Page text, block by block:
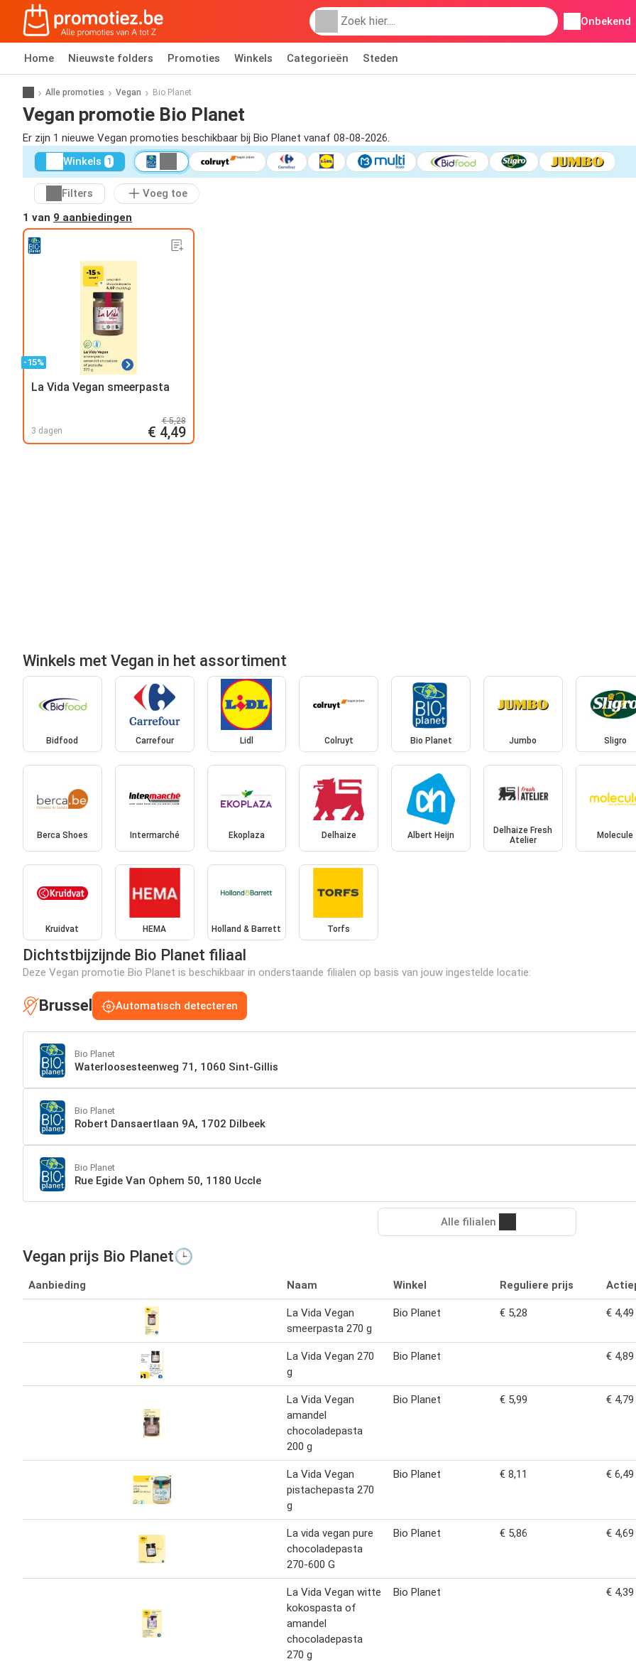
Onbekend
Home Nieuwste folders Promoties Winkels Categorieën Steden
Alle promoties Vegan Bio Planet
Vegan promotie Bio Planet
Er zijn 1 nieuwe Vegan promoties beschikbaar bij Bio Planet vanaf 08-08-2026.
Winkels 1
Filters
Voeg toe
1 van 9 aanbiedingen
-15%
La Vida Vegan smeerpasta
3 dagen
€ 5,28
€ 4,49
Winkels met Vegan in het assortiment
Bidfood Carrefour Lidl Colruyt Bio Planet Jumbo Sligro
Berca Shoes Intermarché Ekoplaza Delhaize Albert Heijn
Delhaize Fresh
Atelier
Molecule
Kruidvat HEMA Holland & Barrett Torfs
Dichtstbijzijnde Bio Planet filiaal
Deze Vegan promotie Bio Planet is beschikbaar in onderstaande filialen op basis van jouw ingestelde locatie:
Brussel Automatisch detecteren
Bio Planet
Waterloosesteenweg 71, 1060 Sint-Gillis
Bio Planet
Robert Dansaertlaan 9A, 1702 Dilbeek
Bio Planet
Rue Egide Van Ophem 50, 1180 Uccle
Alle filialen
Vegan prijs Bio Planet🕒
Aanbieding Naam Winkel Reguliere prijs
La Vida Vegan
smeerpasta 270 g
Bio Planet € 5,28 € 4,49
La Vida Vegan 270
g
Bio Planet € 4,89
La Vida Vegan
amandel
chocoladepasta
200 g
Bio Planet € 5,99 € 4,79
La Vida Vegan
pistachepasta 270
g
Bio Planet € 8,11 € 6,49
La vida vegan pure
chocoladepasta
270-600 G
Bio Planet € 5,86 € 4,69
La Vida Vegan witte
kokospasta of
amandel
chocoladepasta
270 g
Bio Planet € 4,39